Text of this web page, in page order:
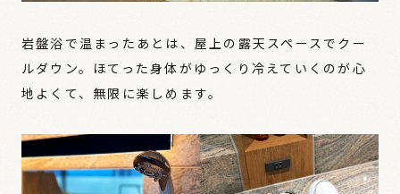
岩盤浴で温まったあとは、屋上の露天スペースでクー
ルダウン。ほてった身体がゆっくり冷えていくのが心
地よくて、無限に楽しめます。